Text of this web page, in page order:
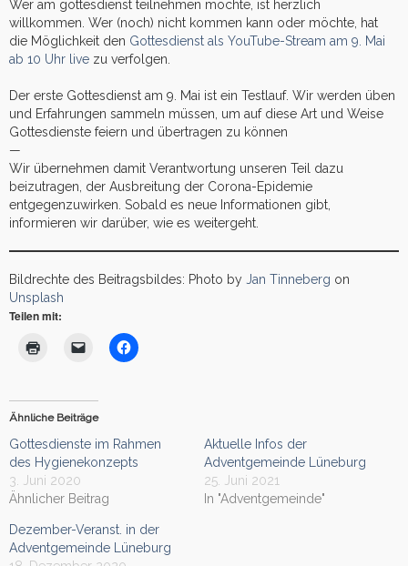
Wer am gottesdienst teilnehmen möchte, ist herzlich
willkommen. Wer (noch) nicht kommen kann oder möchte, hat
die Möglichkeit den Gottesdienst als YouTube-Stream am 9. Mai
ab 10 Uhr live zu verfolgen.
Der erste Gottesdienst am 9. Mai ist ein Testlauf. Wir werden üben
und Erfahrungen sammeln müssen, um auf diese Art und Weise
Gottesdienste feiern und übertragen zu können
—
Wir übernehmen damit Verantwortung unseren Teil dazu
beizutragen, der Ausbreitung der Corona-Epidemie
entgegenzuwirken. Sobald es neue Informationen gibt,
informieren wir darüber, wie es weitergeht.
Bildrechte des Beitragsbildes: Photo by Jan Tinneberg on
Unsplash
Teilen mit:
Ähnliche Beiträge
Gottesdienste im Rahmen
des Hygienekonzepts
3. Juni 2020
Ähnlicher Beitrag
Aktuelle Infos der
Adventgemeinde Lüneburg
25. Juni 2021
In "Adventgemeinde"
Dezember-Veranst. in der
Adventgemeinde Lüneburg